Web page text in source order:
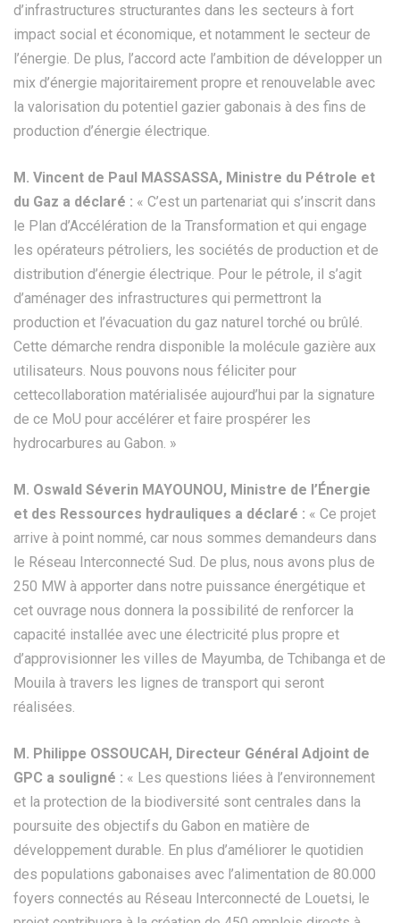
d’infrastructures structurantes dans les secteurs à fort
impact social et économique, et notamment le secteur de
l’énergie. De plus, l’accord acte l’ambition de développer un
mix d’énergie majoritairement propre et renouvelable avec
la valorisation du potentiel gazier gabonais à des fins de
production d’énergie électrique.
M. Vincent de Paul MASSASSA, Ministre du Pétrole et
du Gaz a déclaré : « C’est un partenariat qui s’inscrit dans
le Plan d’Accélération de la Transformation et qui engage
les opérateurs pétroliers, les sociétés de production et de
distribution d’énergie électrique. Pour le pétrole, il s’agit
d’aménager des infrastructures qui permettront la
production et l’évacuation du gaz naturel torché ou brûlé.
Cette démarche rendra disponible la molécule gazière aux
utilisateurs. Nous pouvons nous féliciter pour
cettecollaboration matérialisée aujourd’hui par la signature
de ce MoU pour accélérer et faire prospérer les
hydrocarbures au Gabon. »
M. Oswald Séverin MAYOUNOU, Ministre de l’Énergie
et des Ressources hydrauliques a déclaré : « Ce projet
arrive à point nommé, car nous sommes demandeurs dans
le Réseau Interconnecté Sud. De plus, nous avons plus de
250 MW à apporter dans notre puissance énergétique et
cet ouvrage nous donnera la possibilité de renforcer la
capacité installée avec une électricité plus propre et
d’approvisionner les villes de Mayumba, de Tchibanga et de
Mouila à travers les lignes de transport qui seront
réalisées.
M. Philippe OSSOUCAH, Directeur Général Adjoint de
GPC a souligné : « Les questions liées à l’environnement
et la protection de la biodiversité sont centrales dans la
poursuite des objectifs du Gabon en matière de
développement durable. En plus d’améliorer le quotidien
des populations gabonaises avec l’alimentation de 80.000
foyers connectés au Réseau Interconnecté de Louetsi, le